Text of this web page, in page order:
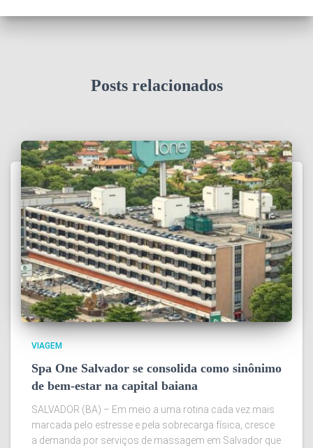
Posts relacionados
VIAGEM
Spa One Salvador se consolida como sinônimo
de bem-estar na capital baiana
SALVADOR (BA) – Em meio a uma rotina cada vez mais
marcada pelo estresse e pela sobrecarga física, cresce
a demanda por serviços de massagem em Salvador que